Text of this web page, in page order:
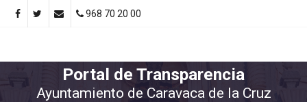
968 70 20 00
Portal de Transparencia
Ayuntamiento de Caravaca de la Cruz